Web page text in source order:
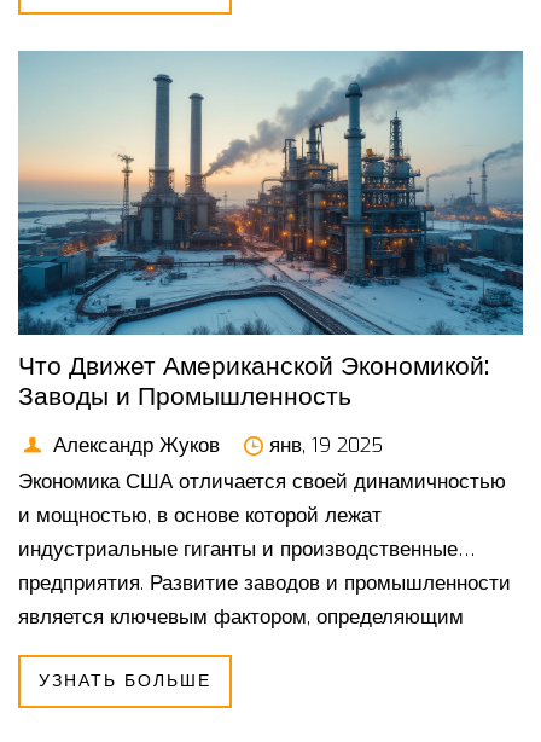
Что Движет Американской Экономикой:
Заводы и Промышленность
Александр Жуков
янв, 19 2025
Экономика США отличается своей динамичностью
и мощностью, в основе которой лежат
индустриальные гиганты и производственные
предприятия. Развитие заводов и промышленности
является ключевым фактором, определяющим
устойчивость и рост американской экономики. В
последние десятилетия промышленный сектор
УЗНАТЬ БОЛЬШЕ